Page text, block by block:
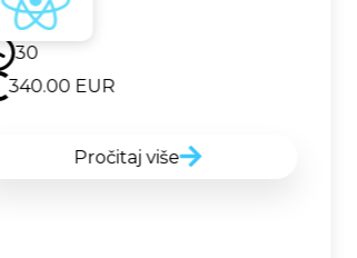
EUR
Pročitaj više